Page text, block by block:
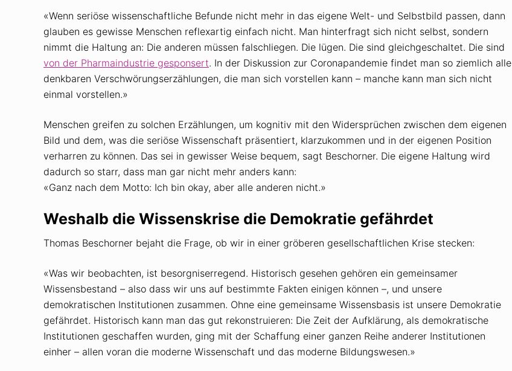
«Wenn seriöse wissenschaftliche Befunde nicht mehr in das eigene Welt- und Selbstbild passen, dann
glauben es gewisse Menschen ­reflexartig einfach nicht. Man hinterfragt sich nicht selbst, sondern
nimmt die Haltung an: Die anderen müssen falschliegen. Die lügen. Die sind gleichgeschaltet. Die sind
von der Pharma­industrie gesponsert. In der Diskussion zur Coronapandemie findet man so ziemlich alle
denkbaren Verschwörungserzählungen, die man sich vorstellen kann – manche kann man sich nicht
einmal vorstellen.»
Menschen greifen zu solchen Erzählungen, um kognitiv mit den Widersprüchen zwischen dem eigenen
Bild und dem, was die seriöse Wissenschaft präsentiert, klarzukommen und in der eigenen Position
verharren zu können. Das sei in ­gewisser Weise bequem, sagt Beschorner. Die eigene Haltung wird
dadurch so starr, dass man gar nicht mehr anders kann:
«Ganz nach dem Motto: Ich bin okay, aber alle anderen nicht.»
Weshalb die Wissenskrise die Demokratie gefährdet
Thomas Beschorner bejaht die Frage, ob wir in einer gröberen ­gesellschaftlichen Krise stecken:
«Was wir beobachten, ist besorgniserregend. Historisch gesehen gehören ein gemeinsamer
Wissensbestand – also dass wir uns auf bestimmte Fakten einigen können –, und unsere
demokratischen Institutionen zusammen. Ohne eine gemeinsame Wissensbasis ist ­unsere Demokratie
gefährdet. Historisch kann man das gut rekonstruieren: Die Zeit der Aufklärung, als demokratische
Institutionen geschaffen wurden, ging mit der Schaffung einer ganzen Reihe anderer Institutionen
einher – ­allen voran die moderne Wissenschaft und das moderne Bildungswesen.»